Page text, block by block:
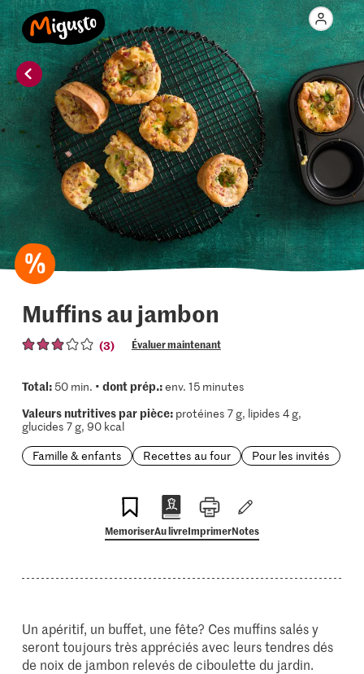
Muffins au jambon
(3) Évaluer maintenant
Total:50 min. • dont prép.:env. 15 minutes
Valeurs nutritives par pièce:protéines 7 g, lipides 4 g,
glucides 7 g, 90 kcal
Famille & enfants
Recettes au four Pour les invités
MemoriserAu livreImprimerNotes
Un apéritif, un buffet, une fête? Ces muffins salés y
seront toujours très appréciés avec leurs tendres dés
de noix de jambon relevés de ciboulette du jardin.